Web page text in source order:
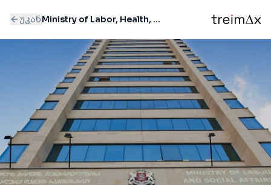
უკან Ministry of Labor, Health, and Social Protection